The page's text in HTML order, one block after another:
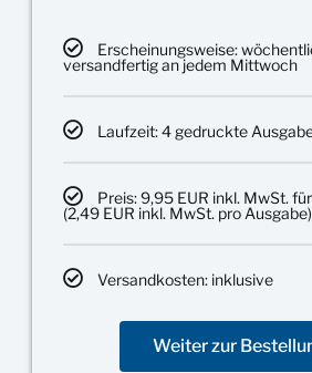
Erscheinungsweise:
versandfertig an jedem Mittwoch
Laufzeit: 4 gedruckte
Preis: 9,95 EUR inkl. MwSt.
(2,49 EUR inkl. MwSt. pro Ausgabe)
Versandkosten: inklusive
Weiter zur